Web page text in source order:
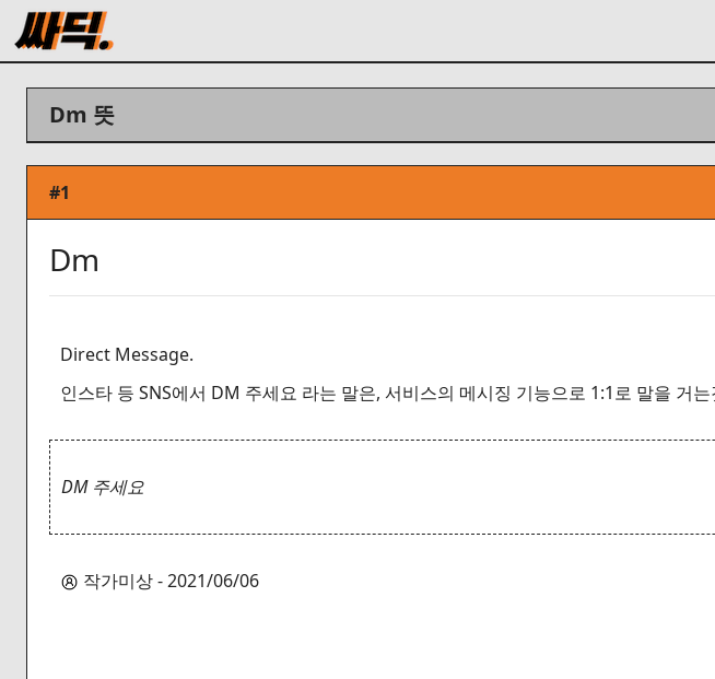
Dm 뜻
#1
Dm
Direct Message.
인스타 등 SNS에서 DM 주세요 라는 말은, 서비스의 메시징 기능으로 1:1로 말을 거
DM 주세요
작가미상 - 2021/06/06